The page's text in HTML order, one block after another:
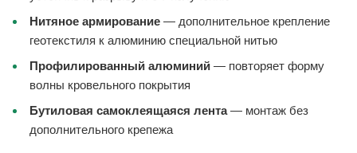
Нитяное армирование — дополнительное крепление
геотекстиля к алюминию специальной нитью
Профилированный алюминий — повторяет форму
волны кровельного покрытия
Бутиловая самоклеящаяся лента— монтаж без
дополнительного крепежа